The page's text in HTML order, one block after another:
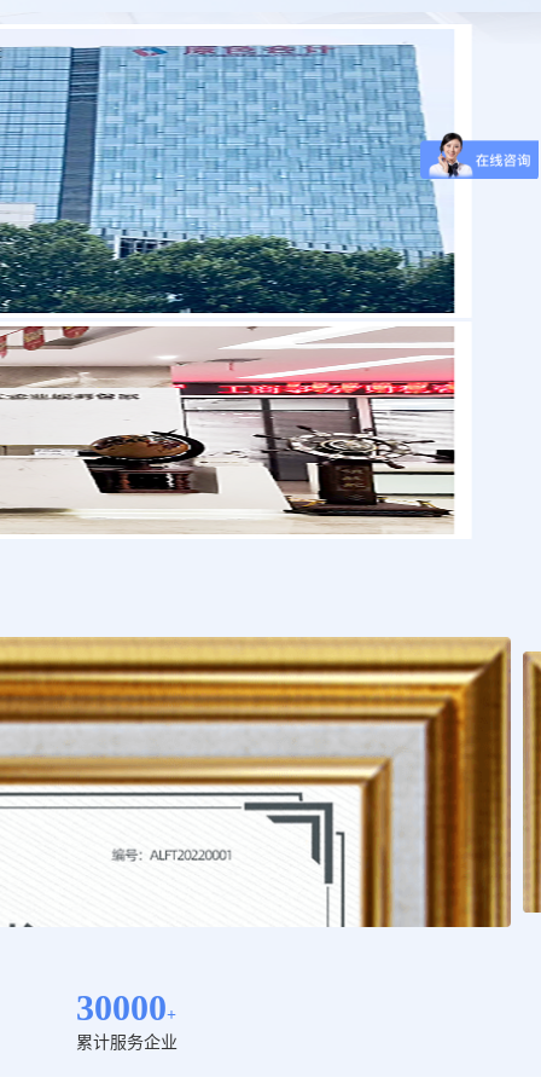
30000+
累计服务企业